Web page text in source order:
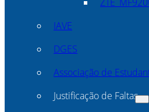
IAVE
DGES
Associação de
Justificação de Faltas